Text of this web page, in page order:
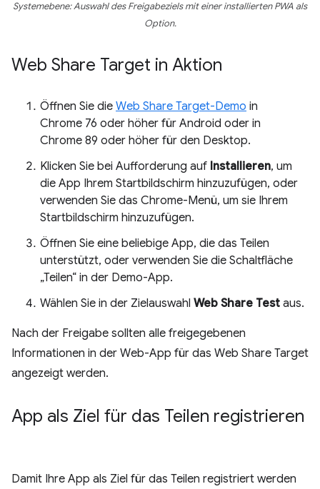
Systemebene: Auswahl des Freigabeziels mit einer installierten PWA als
Option.
Web Share Target in Aktion
Öffnen Sie die Web Share Target-Demo in
Chrome 76 oder höher für Android oder in
Chrome 89 oder höher für den Desktop.
Klicken Sie bei Aufforderung auf Installieren, um
die App Ihrem Startbildschirm hinzuzufügen, oder
verwenden Sie das Chrome-Menü, um sie Ihrem
Startbildschirm hinzuzufügen.
Öffnen Sie eine beliebige App, die das Teilen
unterstützt, oder verwenden Sie die Schaltfläche
„Teilen“ in der Demo-App.
Wählen Sie in der Zielauswahl Web Share Test aus.
Nach der Freigabe sollten alle freigegebenen
Informationen in der Web-App für das Web Share Target
angezeigt werden.
App als Ziel für das Teilen registrieren
Damit Ihre App als Ziel für das Teilen registriert werden